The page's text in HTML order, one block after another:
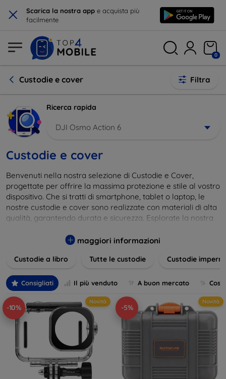
× Scarica la nostra app e acquista più
facilmente
0
Custodie e cover Filtra
Ricerca rapida
DJI Osmo Action 6
Custodie e cover
Benvenuti nella nostra selezione di Custodie e Cover,
progettate per offrire la massima protezione e stile al vostro
dispositivo. Che si tratti di smartphone, tablet o laptop, le
nostre custodie e cover sono realizzate con materiali di alta
qualità, garantendo durata e sicurezza. Esplorate la nostra
esigenza e gusto. Proteggete il vostro dispositivo con le
maggiori informazioni
Custodie a libro Tutte le custodie Custodie
Consigliati Il più venduto A buon mercato
-10%
Novità
-5%
Novità